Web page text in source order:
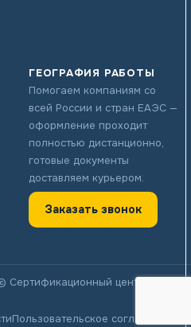
ГЕОГРАФИЯ РАБОТЫ
Помогаем компаниям со
всей России и стран ЕАЭС —
оформление проходит
полностью дистанционно,
готовые документы
доставляем курьером.
Заказать звонок
Сертификационный центр
Пользовательское соглашение